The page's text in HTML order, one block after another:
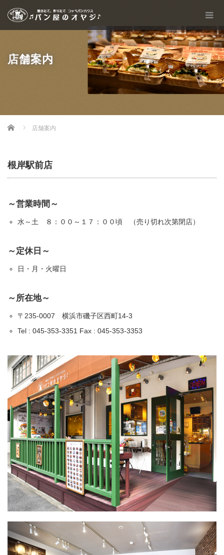
店舗案内
Home 店舗案内
根岸駅前店
～営業時間～
水～土 ８：００～１７：００頃 （売り切れ次第閉店）
～定休日～
日・月・火曜日
～所在地～
〒235-0007 横浜市磯子区西町14-3
Tel : 045-353-3351 Fax : 045-353-3353